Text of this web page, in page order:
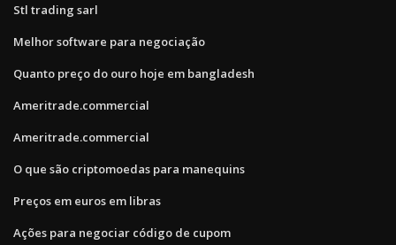
Stl trading sarl
Melhor software para negociação
Quanto preço do ouro hoje em bangladesh
Ameritrade.commercial
Ameritrade.commercial
O que são criptomoedas para manequins
Preços em euros em libras
Ações para negociar código de cupom